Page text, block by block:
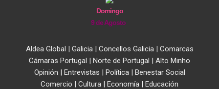
Domingo
9 de Agosto
Aldea Global | Galicia| Concellos Galicia| Comarcas
Cámaras Portugal | Norte de Portugal | Alto Minho
Opinión | Entrevistas | Política| Benestar Social
Comercio | Cultura | Economía | Educación